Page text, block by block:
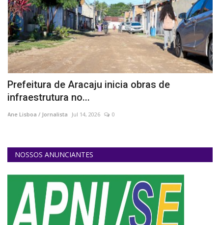
Prefeitura de Aracaju inicia obras de
infraestrutura no...
Ane Lisboa / Jornalista Jul 14, 2026 0
NOSSOS ANUNCIANTES